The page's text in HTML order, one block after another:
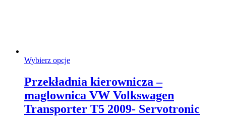
Wybierz opcjeTen
ma
wiele
wariantów.
Opcje
można
Przekładnia kierownicza –
maglownica VW Volkswagen
Transporter T5 2009- Servotronic